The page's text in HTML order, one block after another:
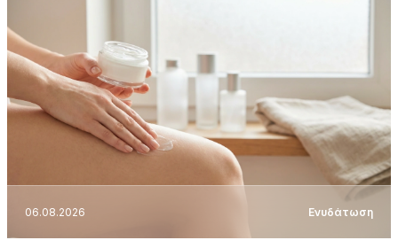
06.08.2026 Ενυδάτωση